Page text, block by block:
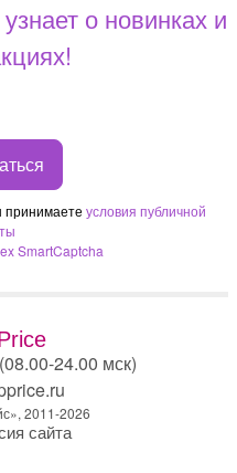
о новинках и
принимаете условия публичной
SmartCaptcha
24.00 мск)
2011-2026
сайта